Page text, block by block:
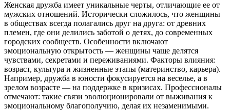
Женская дружба имеет уникальные черты, отличающие ее от
мужских отношений. Исторически сложилось, что женщины
в обществах всегда полагались друг на друга: от древних
племен, где они делились заботой о детях, до современных
городских сообществ. Особенности включают
эмоциональную открытость — женщины чаще делятся
чувствами, секретами и переживаниями. Факторы влияния:
возраст, культура и жизненные этапы (материнство, карьера).
Например, дружба в юности фокусируется на веселье, а в
зрелом возрасте — на поддержке в кризисах. Профессионалы
отмечают: такие связи эволюционировали от выживания к
эмоциональному благополучию, делая их незаменимыми.